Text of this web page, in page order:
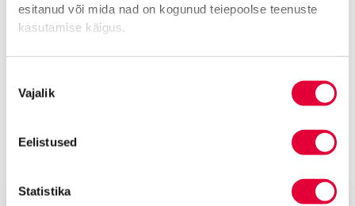
esitanud või mida nad on kogunud teiepoolse teenuste
kasutamise käigus.
valik
Vajalik
Eelistused
Statistika